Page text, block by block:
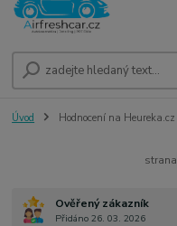
Úvod Hodnocení na Heureka.cz
strana
Ověřený zákazník
Přidáno 26. 03. 2026